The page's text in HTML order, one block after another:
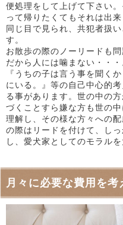
便処理をして上げて下さい
って帰りたくてもそれは出
同じ目で見られ、共犯者扱
す。
お散歩の際のノーリードも
だから人には噛まない・・・
『うちの子は言う事を聞く
にいる。』等の自己中心的
る事があります。世の中の
づくことすら嫌な方も世の
理解し、その様な方々への
の際はリードを付けて、し
し、愛犬家としてのモラルを
月々に必要な費用を考